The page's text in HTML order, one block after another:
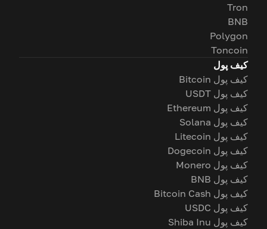
Tron
BNB
Polygon
Toncoin
کیف پول
کیف پول Bitcoin
کیف پول USDT
کیف پول Ethereum
کیف پول Solana
کیف پول Litecoin
کیف پول Dogecoin
کیف پول Monero
کیف پول BNB
کیف پول Bitcoin Cash
کیف پول USDC
کیف پول Shiba Inu